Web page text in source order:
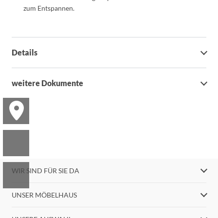
zum Entspannen.
Details
weitere Dokumente
WIR SIND FÜR SIE DA
UNSER MÖBELHAUS